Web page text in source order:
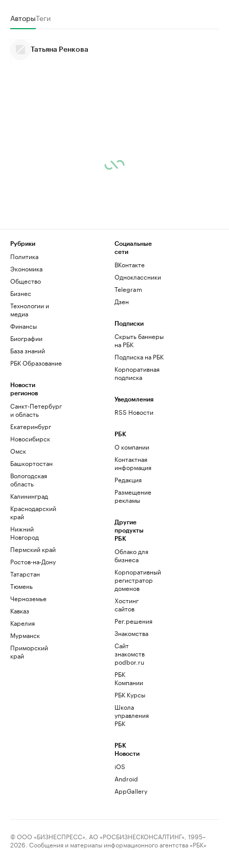
АвторыТеги
Татьяна Ренкова
Рубрики
Политика
Экономика
Общество
Бизнес
Технологии и
медиа
Финансы
Биографии
База знаний
РБК Образование
Новости
регионов
Санкт-Петербург
и область
Екатеринбург
Новосибирск
Омск
Башкортостан
Вологодская
область
Калининград
Краснодарский
край
Нижний
Новгород
Пермский край
Ростов-на-Дону
Татарстан
Тюмень
Черноземье
Кавказ
Карелия
Мурманск
Приморский
край
Социальные
сети
ВКонтакте
Одноклассники
Telegram
Дзен
Подписки
Скрыть баннеры
на РБК
Подписка на РБК
Корпоративная
подписка
Уведомления
RSS Новости
РБК
О компании
Контактная
информация
Редакция
Размещение
рекламы
Другие
продукты
РБК
Облако для
бизнеса
Корпоративный
регистратор
доменов
Хостинг
сайтов
Рег.решения
Знакомства
Сайт
знакомств
podbor.ru
РБК
Компании
РБК Курсы
Школа
управления
РБК
РБК
Новости
iOS
Android
AppGallery
© ООО «БИЗНЕСПРЕСС», АО «РОСБИЗНЕСКОНСАЛТИНГ», 1995–
2026. Сообщения и материалы информационного агентства «РБК»